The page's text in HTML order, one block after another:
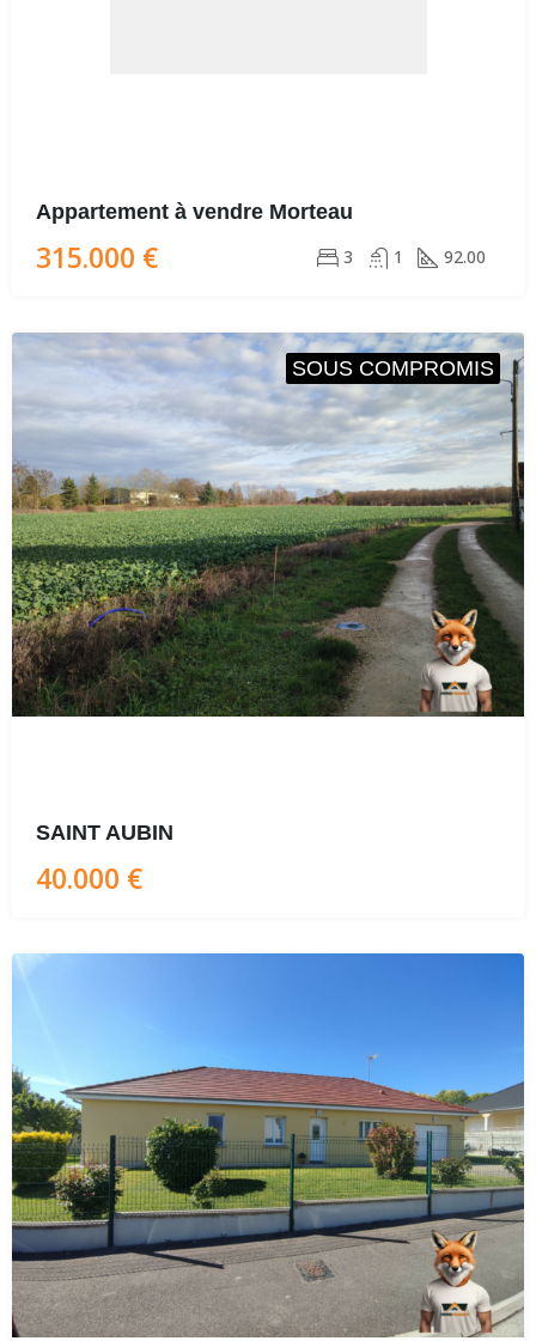
Appartement à vendre Morteau
315.000 € 3 1 92.00
SOUS COMPROMIS
SAINT AUBIN
40.000 €